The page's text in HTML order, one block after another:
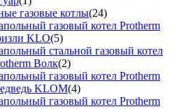
газовые котлы(24)
газовый котел Protherm
KLO(5)
стальной газовый котел
Волк(2)
газовый котел Protherm
KLOM(4)
газовый котел Protherm